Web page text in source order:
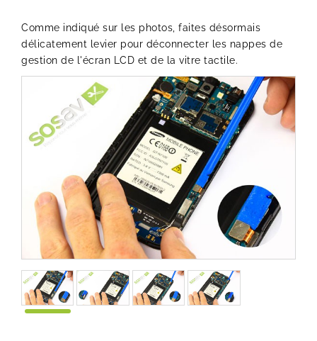
Comme indiqué sur les photos, faites désormais
délicatement levier pour déconnecter les nappes de
gestion de l'écran LCD et de la vitre tactile.